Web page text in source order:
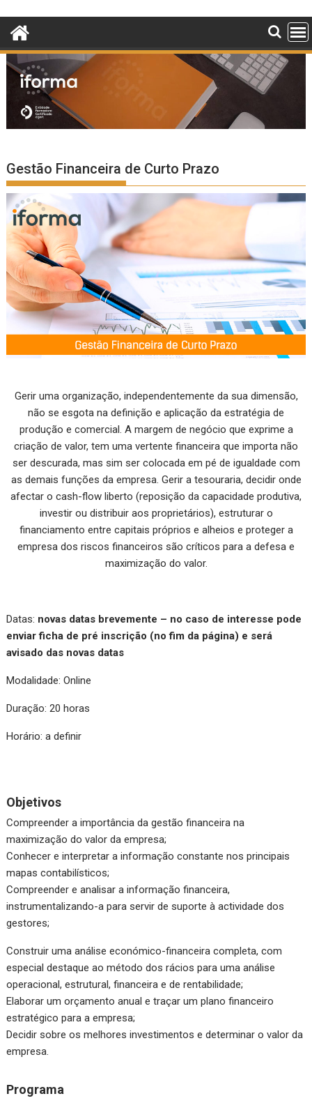
content
Gestão Financeira de Curto Prazo
Gerir uma organização, independentemente da sua dimensão,
não se esgota na definição e aplicação da estratégia de
produção e comercial. A margem de negócio que exprime a
criação de valor, tem uma vertente financeira que importa não
ser descurada, mas sim ser colocada em pé de igualdade com
as demais funções da empresa. Gerir a tesouraria, decidir onde
afectar o cash-flow liberto (reposição da capacidade produtiva,
investir ou distribuir aos proprietários), estruturar o
financiamento entre capitais próprios e alheios e proteger a
empresa dos riscos financeiros são críticos para a defesa e
maximização do valor.
Datas: novas datas brevemente – no caso de interesse pode
enviar ficha de pré inscrição (no fim da página) e será
avisado das novas datas
Modalidade: Online
Duração: 20 horas
Horário: a definir
Objetivos
Compreender a importância da gestão financeira na
maximização do valor da empresa;
Conhecer e interpretar a informação constante nos principais
mapas contabilísticos;
Compreender e analisar a informação financeira,
instrumentalizando-a para servir de suporte à actividade dos
gestores;
Construir uma análise económico-financeira completa, com
especial destaque ao método dos rácios para uma análise
operacional, estrutural, financeira e de rentabilidade;
Elaborar um orçamento anual e traçar um plano financeiro
estratégico para a empresa;
Decidir sobre os melhores investimentos e determinar o valor da
empresa.
Programa